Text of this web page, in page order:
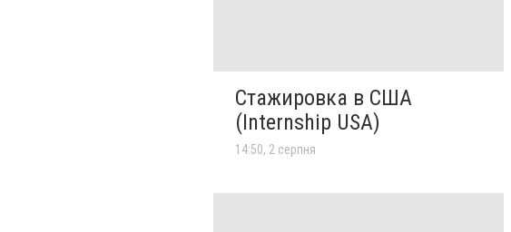
Стажировка в США
(Internship USA)
14:50, 2 серпня